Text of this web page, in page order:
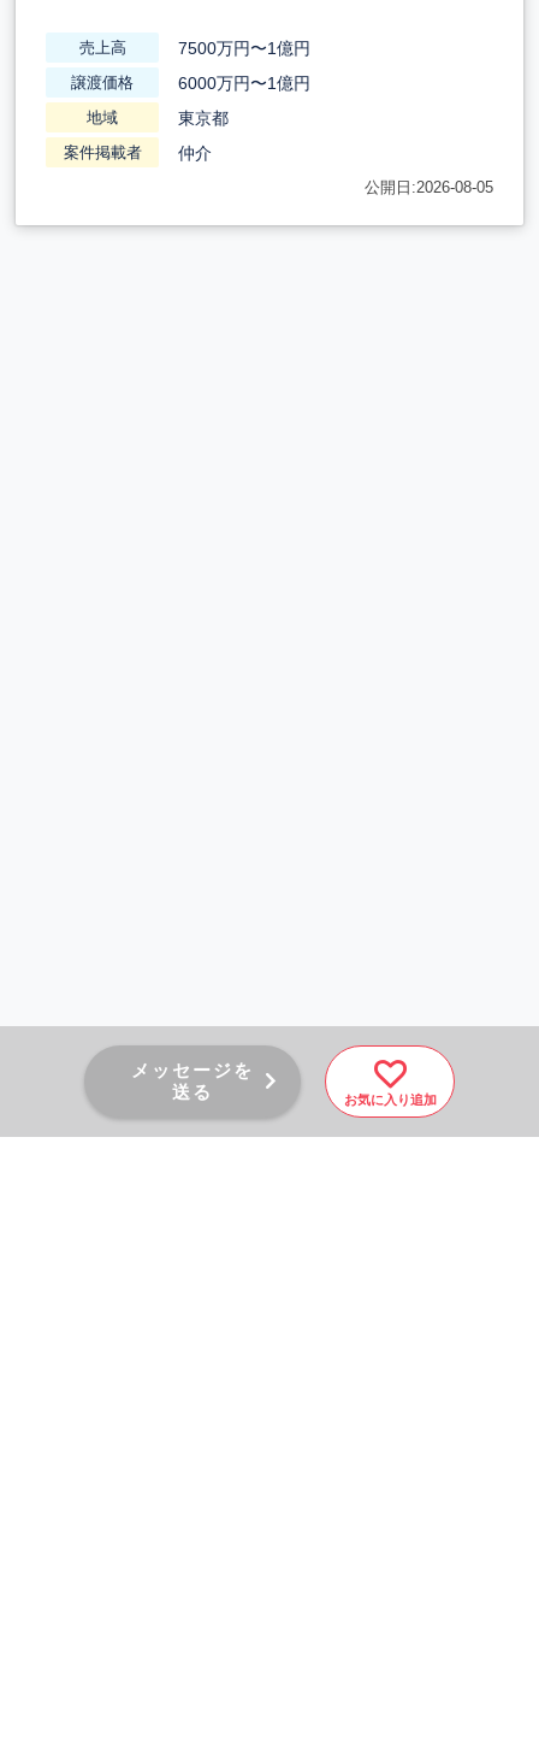
メッセージを
送る
お気に入り追加
売上高 7500万円〜1億円
譲渡価格 6000万円〜1億円
地域 東京都
案件掲載者 仲介
公開日:2026-08-05